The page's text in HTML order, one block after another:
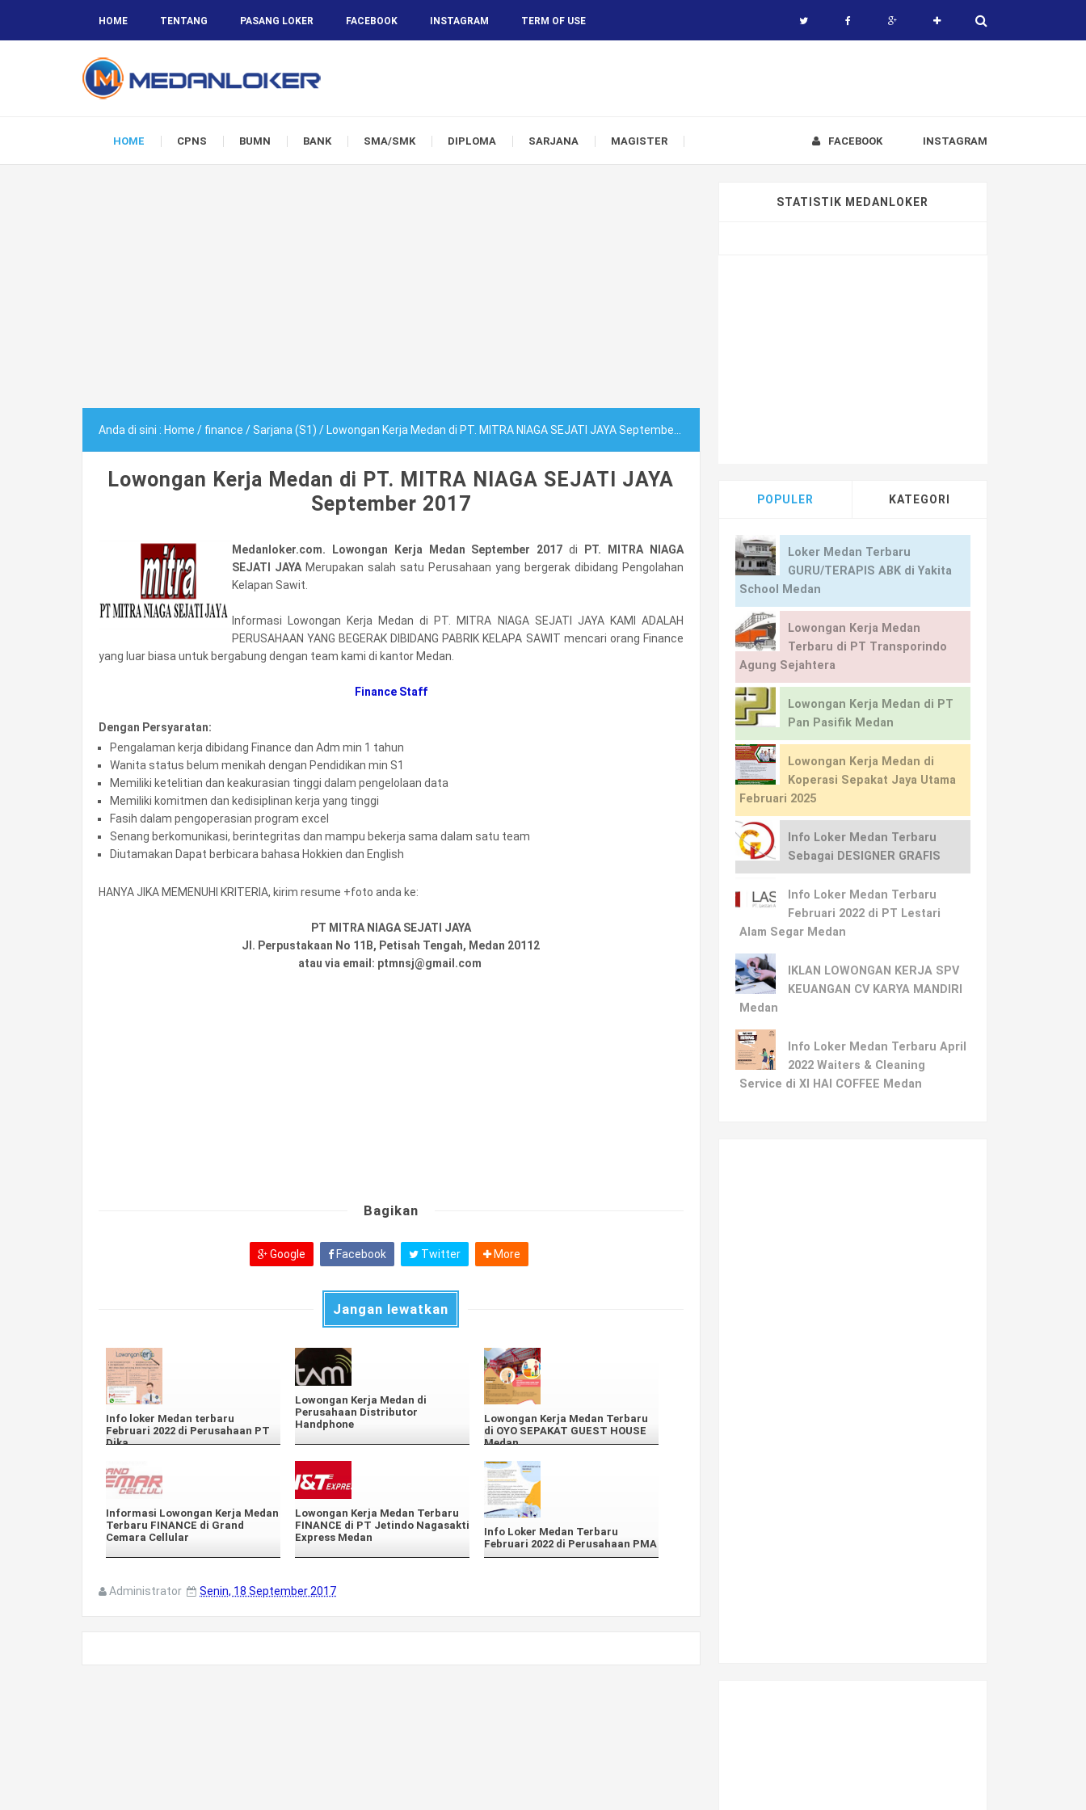
HOME TENTANG PASANG LOKER FACEBOOK INSTAGRAM TERM OF USE
HOME CPNS BUMN BANK SMA/SMK DIPLOMA SARJANA MAGISTER INSTAGRAM
FACEBOOK
Anda di sini : Home / finance /Sarjana (S1) / Lowongan Kerja Medan di PT. MITRA NIAGA SEJATI JAYA September 2017
Lowongan Kerja Medan di PT. MITRA NIAGA SEJATI JAYA
September 2017
Medanloker.com. Lowongan Kerja Medan September 2017 di PT. MITRA NIAGA
SEJATI JAYA Merupakan salah satu Perusahaan yang bergerak dibidang Pengolahan
Kelapan Sawit.
Informasi Lowongan Kerja Medan di PT. MITRA NIAGA SEJATI JAYA KAMI ADALAH
PERUSAHAAN YANG BEGERAK DIBIDANG PABRIK KELAPA SAWIT mencari orang Finance
yang luar biasa untuk bergabung dengan team kami di kantor Medan.
Finance Staff
Dengan Persyaratan:
Pengalaman kerja dibidang Finance dan Adm min 1 tahun
Wanita status belum menikah dengan Pendidikan min S1
Memiliki ketelitian dan keakurasian tinggi dalam pengelolaan data
Memiliki komitmen dan kedisiplinan kerja yang tinggi
Fasih dalam pengoperasian program excel
Senang berkomunikasi, berintegritas dan mampu bekerja sama dalam satu team
Diutamakan Dapat berbicara bahasa Hokkien dan English
HANYA JIKA MEMENUHI KRITERIA, kirim resume +foto anda ke:
PT MITRA NIAGA SEJATI JAYA
Jl. Perpustakaan No 11B, Petisah Tengah, Medan 20112
atau via email: ptmnsj@gmail.com
Bagikan
Google Facebook Twitter More
Jangan lewatkan
Info loker Medan terbaru
Februari 2022 di Perusahaan PT
Dika
Lowongan Kerja Medan di
Perusahaan Distributor
Handphone
Lowongan Kerja Medan Terbaru
di OYO SEPAKAT GUEST HOUSE
Medan
Informasi Lowongan Kerja Medan
Terbaru FINANCE di Grand
Cemara Cellular
Lowongan Kerja Medan Terbaru
FINANCE di PT Jetindo Nagasakti
Express Medan
Info Loker Medan Terbaru
Februari 2022 di Perusahaan PMA
Administrator Senin, 18 September 2017
STATISTIK MEDANLOKER
POPULER KATEGORI
Loker Medan Terbaru
GURU/TERAPIS ABK di Yakita
School Medan
Lowongan Kerja Medan
Terbaru di PT Transporindo
Agung Sejahtera
Lowongan Kerja Medan di PT
Pan Pasifik Medan
Lowongan Kerja Medan di
Koperasi Sepakat Jaya Utama
Februari 2025
Info Loker Medan Terbaru
Sebagai DESIGNER GRAFIS
Info Loker Medan Terbaru
Februari 2022 di PT Lestari
Alam Segar Medan
IKLAN LOWONGAN KERJA SPV
KEUANGAN CV KARYA MANDIRI
Medan
Info Loker Medan Terbaru April
2022 Waiters & Cleaning
Service di XI HAI COFFEE Medan